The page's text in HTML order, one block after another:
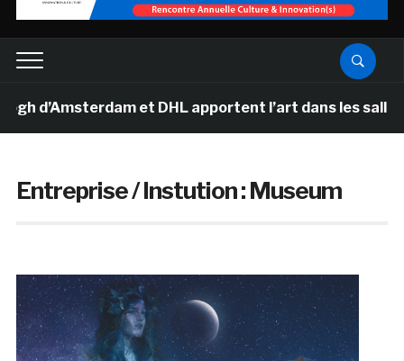
et DHL apportent l’art dans les salles de
Entreprise / Instution :Museum